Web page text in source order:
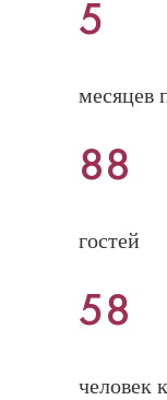
5
месяцев
88
гостей
58
человек